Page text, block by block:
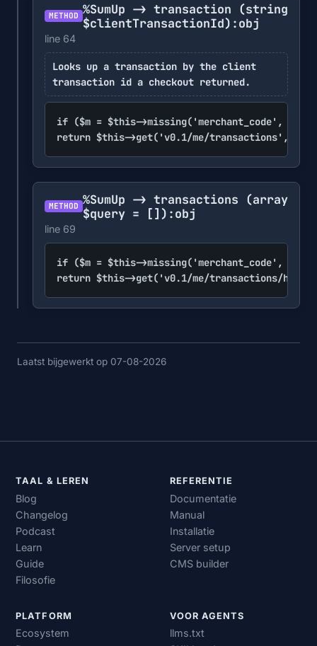
METHOD %SumUp -> transaction (string
$clientTransactionId) :obj
line 64
Looks up a transaction by the client
transaction id a checkout returned.
if ($m = $this->missing('merchant_code',
return $this->get('v0.1/me/transactions',
METHOD %SumUp -> transactions (array
$query = []) :obj
line 69
if ($m = $this->missing('merchant_code',
return $this->get('v0.1/me/transactions/
Laatst bijgewerkt op 07-08-2026
TAAL & LEREN
Blog
Changelog
Podcast
Learn
Guide
Filosofie
REFERENTIE
Documentatie
Manual
Installatie
Server setup
CMS builder
PLATFORM
Ecosystem
VOOR AGENTS
llms.txt